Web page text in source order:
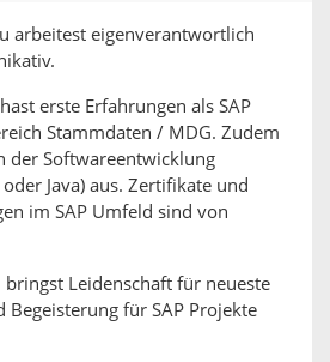
arbeitest eigenverantwortlich
erste Erfahrungen als SAP
Stammdaten / MDG. Zudem
der Softwareentwicklung
Java) aus. Zertifikate und
im SAP Umfeld sind von
bringst Leidenschaft für neueste
Begeisterung für SAP Projekte